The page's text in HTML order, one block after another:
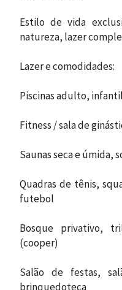
Estilo de vida
natureza, lazer
Lazer e comodidades:
Piscinas adulto,
Fitness / sala de
Saunas seca e úmida,
Quadras de tênis,
futebol
Bosque privativo,
(cooper)
Salão de festas,
brinquedoteca